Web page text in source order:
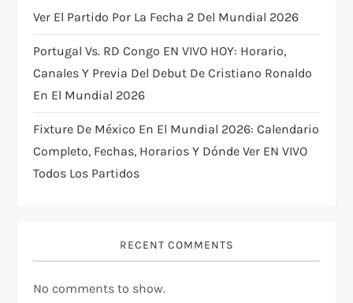
Ver El Partido Por La Fecha 2 Del Mundial 2026
Portugal Vs. RD Congo EN VIVO HOY: Horario,
Canales Y Previa Del Debut De Cristiano Ronaldo
En El Mundial 2026
Fixture De México En El Mundial 2026: Calendario
Completo, Fechas, Horarios Y Dónde Ver EN VIVO
Todos Los Partidos
RECENT COMMENTS
No comments to show.